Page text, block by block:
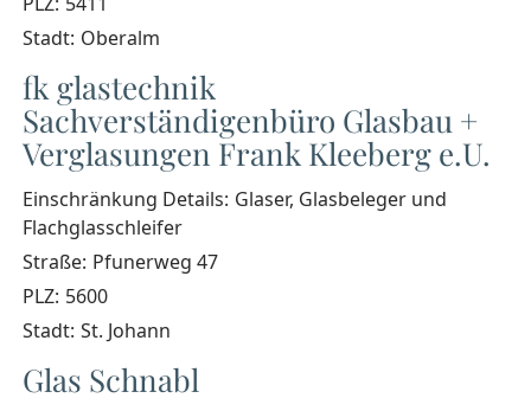
Stadt: Oberalm
fk glastechnik
Sachverständigenbüro Glasbau +
Verglasungen Frank Kleeberg e.U.
Einschränkung Details: Glaser, Glasbeleger und
Flachglasschleifer
Straße: Pfunerweg 47
PLZ: 5600
Stadt: St. Johann
Glas Schnabl